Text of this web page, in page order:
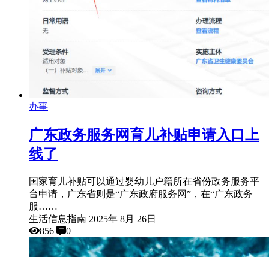
办事
广东政务服务网育儿补贴申请入口上
线了
国家育儿补贴可以通过婴幼儿户籍所在省份政务服务平
台申请，广东省则是“广东政府服务网”，在“广东政务
服……
生活信息指南 2025年 8月 26日
856
0